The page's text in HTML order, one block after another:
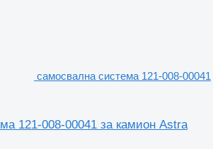
самосвална система 121-008-00041
121-008-00041 за камион Astra